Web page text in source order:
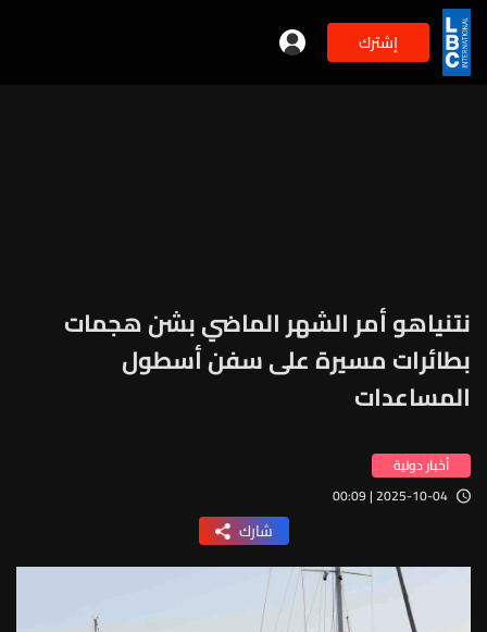
إشترك
نتنياهو أمر الشهر الماضي بشن هجمات
بطائرات مسيرة على سفن أسطول
المساعدات
أخبار دولية
2025-10-04 | 00:09
شارك